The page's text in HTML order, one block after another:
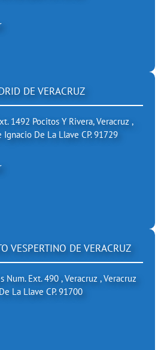
DE VERACRUZ
1492 Pocitos Y Rivera, Veracruz ,
Ignacio De La Llave CP. 91729
VESPERTINO DE VERACRUZ
Num. Ext. 490 , Veracruz , Veracruz
La Llave CP. 91700